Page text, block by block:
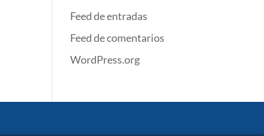
Feed de entradas
Feed de comentarios
WordPress.org